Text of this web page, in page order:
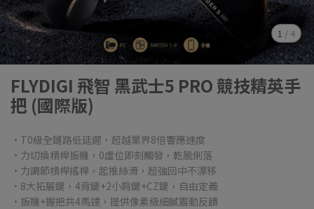
1 / 4
FLYDIGI 飛智 黑武士5 PRO 競技精英手
把 (國際版)
·T0級全鏈路低延遲，超越業界8倍響應速度
·力切換槓桿扳機，0虛位即刻觸發，乾脆俐落
·力調節槓桿搖桿，起推絲滑，超強回中不漂移
·8大拓展鍵，4背鍵+2小肩鍵+CZ鍵，自由定義
·扳機+握把共4馬達，提供像素級細膩震動反饋